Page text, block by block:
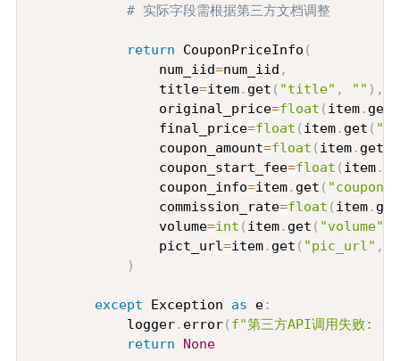
# 实际字段需根据第三方文档调整
return CouponPriceInfo (
                num_iid
=num_iid ,
                title
=item. get ( "title" , "" ) ,
                original_price
=float ( item. get
                final_price
=float ( item. get (
                coupon_amount
=float ( item. get
                coupon_start_fee
=float ( item.
                coupon_info
=item. get (
                commission_rate
=float ( item. get
                volume
=int ( item. get ( "volume"
                pict_url
=item. get ( "pic_url" ,
)
except Exception as e:
            logger
. error( f"第三方API调用失败: {
return
None